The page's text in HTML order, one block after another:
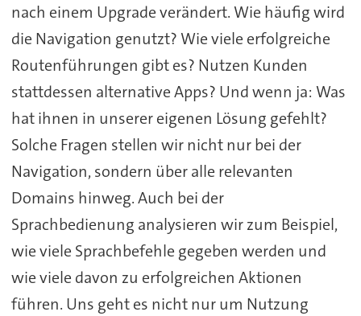
nach einem Upgrade verändert. Wie häufig wird
die Navigation genutzt? Wie viele erfolgreiche
Routenführungen gibt es? Nutzen Kunden
stattdessen alternative Apps? Und wenn ja: Was
hat ihnen in unserer eigenen Lösung gefehlt?
Solche Fragen stellen wir nicht nur bei der
Navigation, sondern über alle relevanten
Domains hinweg. Auch bei der
Sprachbedienung analysieren wir zum Beispiel,
wie viele Sprachbefehle gegeben werden und
wie viele davon zu erfolgreichen Aktionen
führen. Uns geht es nicht nur um Nutzung